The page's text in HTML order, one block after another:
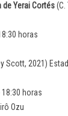
de Yerai Cortés(C.
horas
Scott, 2021)
18:30 horas
Ozu